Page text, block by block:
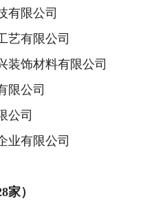
有限公司
艺有限公司
装饰材料有限公司
限公司
公司
业有限公司
家）